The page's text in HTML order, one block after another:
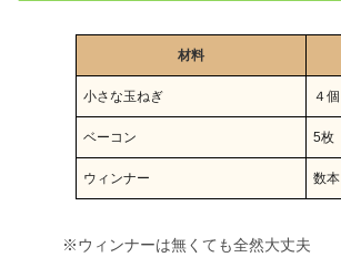
材料
小さな玉ねぎ ４個
ベーコン 5枚
ウィンナー 数本
※ウィンナーは無くても全然大丈夫